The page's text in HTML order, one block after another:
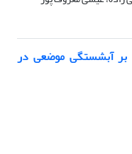
بر آبشستگی موضعی در